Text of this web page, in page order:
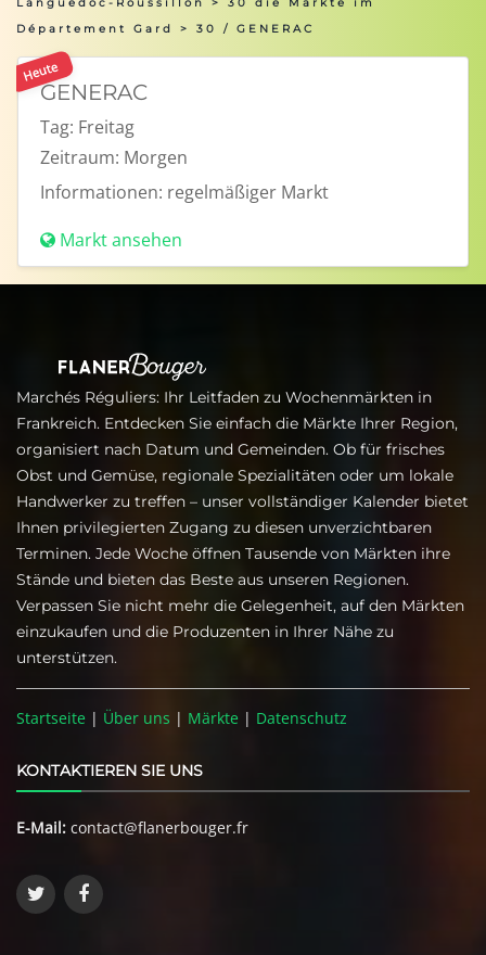
Département Gard
> 30 / GENERAC
Heute
GENERAC
Tag: Freitag
Zeitraum: Morgen
Informationen: regelmäßiger Markt
Markt ansehen
Marchés Réguliers: Ihr Leitfaden zu Wochenmärkten in
Frankreich. Entdecken Sie einfach die Märkte Ihrer Region,
organisiert nach Datum und Gemeinden. Ob für frisches
Obst und Gemüse, regionale Spezialitäten oder um lokale
Handwerker zu treffen – unser vollständiger Kalender bietet
Ihnen privilegierten Zugang zu diesen unverzichtbaren
Terminen. Jede Woche öffnen Tausende von Märkten ihre
Stände und bieten das Beste aus unseren Regionen.
Verpassen Sie nicht mehr die Gelegenheit, auf den Märkten
einzukaufen und die Produzenten in Ihrer Nähe zu
unterstützen.
Startseite | Über uns | Märkte | Datenschutz
KONTAKTIEREN SIE UNS
E-Mail: contact@flanerbouger.fr